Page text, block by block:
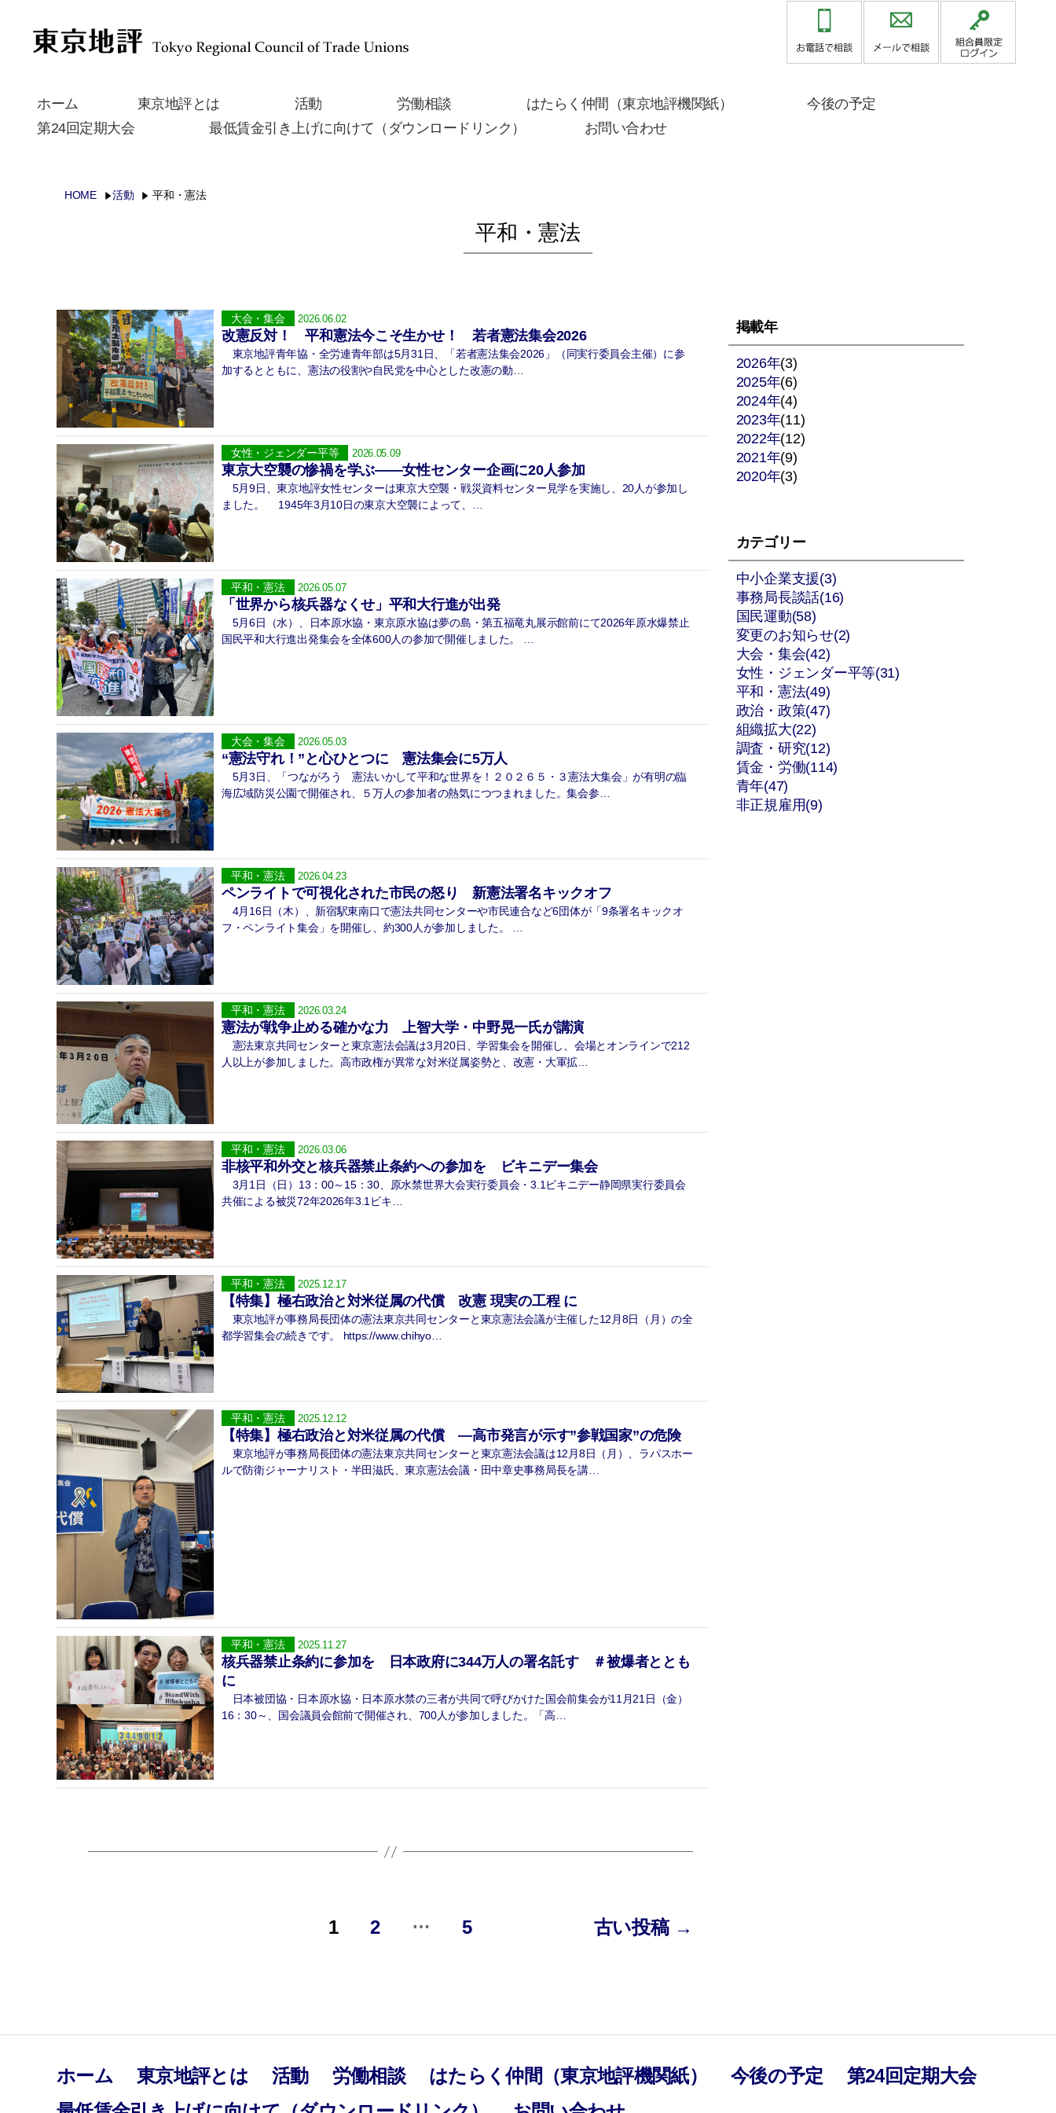
ホーム 東京地評とは 活動 労働相談 はたらく仲間（東京地評機関紙）
今後の予定
第24回定期大会
最低賃金引き上げに向けて（ダウンロードリンク） お問い合わせ
HOME 活動 平和・憲法
平和・憲法
大会・集会 2026.06.02
改憲反対！ 平和憲法今こそ生かせ！ 若者憲法集会2026
東京地評青年協・全労連青年部は5月31日、「若者憲法集会2026」（同実行委員会主催）に参
加するとともに、憲法の役割や自民党を中心とした改憲の動…
女性・ジェンダー平等 2026.05.09
東京大空襲の惨禍を学ぶ――女性センター企画に20人参加
5月9日、東京地評女性センターは東京大空襲・戦災資料センター見学を実施し、20人が参加し
ました。 1945年3月10日の東京大空襲によって、…
平和・憲法 2026.05.07
「世界から核兵器なくせ」平和大行進が出発
5月6日（水）、日本原水協・東京原水協は夢の島・第五福竜丸展示館前にて2026年原水爆禁止
国民平和大行進出発集会を全体600人の参加で開催しました。 …
大会・集会 2026.05.03
“憲法守れ！”と心ひとつに 憲法集会に5万人
5月3日、「つながろう 憲法いかして平和な世界を！２０２６５・３憲法大集会」が有明の臨
海広域防災公園で開催され、５万人の参加者の熱気につつまれました。集会参…
平和・憲法 2026.04.23
ペンライトで可視化された市民の怒り 新憲法署名キックオフ
4月16日（木）、新宿駅東南口で憲法共同センターや市民連合など6団体が「9条署名キックオ
フ・ペンライト集会」を開催し、約300人が参加しました。 …
平和・憲法 2026.03.24
憲法が戦争止める確かな力 上智大学・中野晃一氏が講演
憲法東京共同センターと東京憲法会議は3月20日、学習集会を開催し、会場とオンラインで212
人以上が参加しました。高市政権が異常な対米従属姿勢と、改憲・大軍拡…
平和・憲法 2026.03.06
非核平和外交と核兵器禁止条約への参加を ビキニデー集会
3月1日（日）13：00～15：30、原水禁世界大会実行委員会・3.1ビキニデー静岡県実行委員会
共催による被災72年2026年3.1ビキ…
平和・憲法 2025.12.17
【特集】極右政治と対米従属の代償 改憲 現実の工程 に
東京地評が事務局長団体の憲法東京共同センターと東京憲法会議が主催した12月8日（月）の全
都学習集会の続きです。 https://www.chihyo…
平和・憲法 2025.12.12
【特集】極右政治と対米従属の代償 ―高市発言が示す”参戦国家”の危険
東京地評が事務局長団体の憲法東京共同センターと東京憲法会議は12月8日（月）、ラパスホー
ルで防衛ジャーナリスト・半田滋氏、東京憲法会議・田中章史事務局長を講…
平和・憲法 2025.11.27
核兵器禁止条約に参加を 日本政府に344万人の署名託す ＃被爆者ととも
に
日本被団協・日本原水協・日本原水禁の三者が共同で呼びかけた国会前集会が11月21日（金）
16：30～、国会議員会館前で開催され、700人が参加しました。「高…
の
ペ
1 2 … 5 古い投稿 →
掲載年
2026年(3)
2025年(6)
2024年(4)
2023年(11)
2022年(12)
2021年(9)
2020年(3)
カテゴリー
中小企業支援(3)
事務局長談話(16)
国民運動(58)
変更のお知らせ(2)
大会・集会(42)
女性・ジェンダー平等(31)
平和・憲法(49)
政治・政策(47)
組織拡大(22)
調査・研究(12)
賃金・労働(114)
青年(47)
非正規雇用(9)
ホーム 東京地評とは 活動 労働相談 はたらく仲間（東京地評機関紙） 今後の予定
第24回定期大会